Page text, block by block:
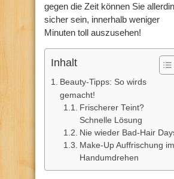
gegen die Zeit können Sie
sicher sein, innerhalb weniger
Minuten toll auszusehen!
Inhalt
Beauty-Tipps: So wirds
gemacht!
Frischerer Teint?
Schnelle Lösung
Nie wieder Bad-Hair
Make-Up Auffrischung im
Handumdrehen